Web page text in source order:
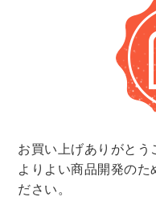
お買い上げありがとう
よりよい商品開発のた
ださい。